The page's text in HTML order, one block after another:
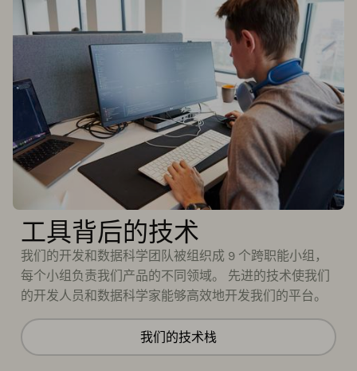
工具背后的技术
我们的开发和数据科学团队被组织成 9 个跨职能小组，
每个小组负责我们产品的不同领域。 先进的技术使我们
的开发人员和数据科学家能够高效地开发我们的平台。
我们的技术栈